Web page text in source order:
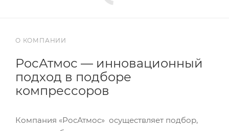
О КОМПАНИИ
РосАтмос — инновационный
подход в подборе
компрессоров
Компания «РосАтмос» осуществляет подбор,